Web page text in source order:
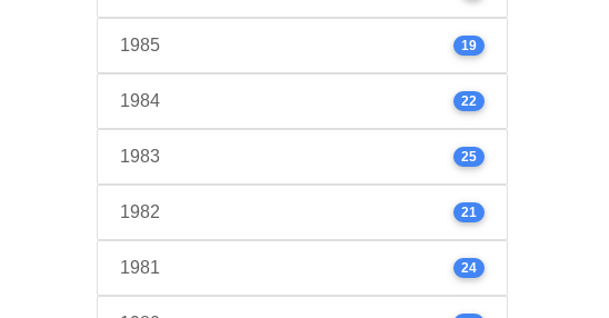
1985 19
1984 22
1983 25
1982 21
1981 24